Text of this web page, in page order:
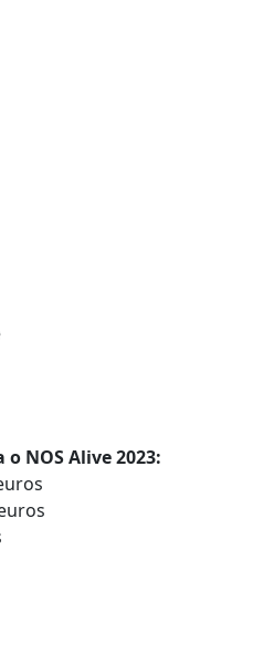
NOS Alive 2023: